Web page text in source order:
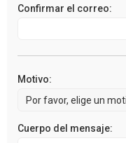
Confirmar el correo:
Motivo:
Cuerpo del mensaje: